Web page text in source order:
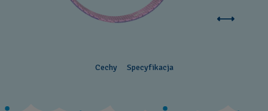
Cechy Specyfikacja